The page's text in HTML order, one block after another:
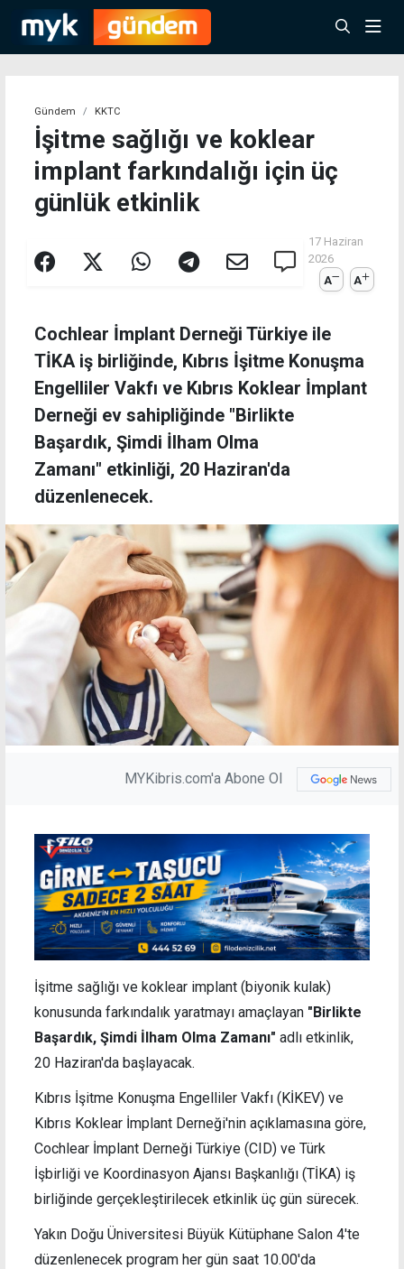
Gündem KKTC
İşitme sağlığı ve koklear
implant farkındalığı için üç
günlük etkinlik
17 Haziran
2026
A
A
Cochlear İmplant Derneği Türkiye ile
TİKA iş birliğinde, Kıbrıs İşitme Konuşma
Engelliler Vakfı ve Kıbrıs Koklear İmplant
Derneği ev sahipliğinde "Birlikte
Başardık, Şimdi İlham Olma
Zamanı" etkinliği, 20 Haziran'da
düzenlenecek.
MYKibris.com'a Abone Ol
İşitme sağlığı ve koklear implant (biyonik kulak)
konusunda farkındalık yaratmayı amaçlayan "Birlikte
Başardık, Şimdi İlham Olma Zamanı" adlı etkinlik,
20 Haziran'da başlayacak.
Kıbrıs İşitme Konuşma Engelliler Vakfı (KİKEV) ve
Kıbrıs Koklear İmplant Derneği'nin açıklamasına göre,
Cochlear İmplant Derneği Türkiye (CID) ve Türk
İşbirliği ve Koordinasyon Ajansı Başkanlığı (TİKA) iş
birliğinde gerçekleştirilecek etkinlik üç gün sürecek.
Yakın Doğu Üniversitesi Büyük Kütüphane Salon 4'te
düzenlenecek program her gün saat 10.00'da